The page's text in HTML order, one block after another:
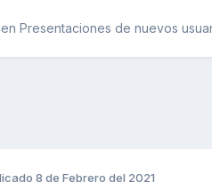
en Presentaciones de nuevos
8 de Febrero del 2021